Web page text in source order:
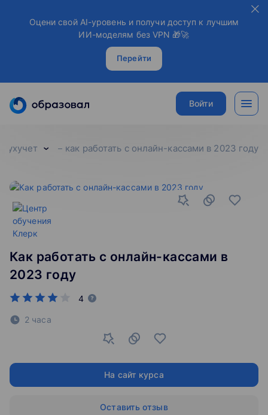
Оцени свой AI-уровень и получи доступ к лучшим
ИИ-моделям без VPN 🎁🚀
Перейти
Войти
бухучет как работать с онлайн-кассами в 2023 году
Как работать с онлайн-кассами в
2023 году
4
2 часа
На сайт курса
Оставить отзыв